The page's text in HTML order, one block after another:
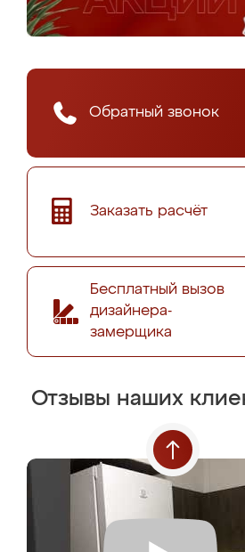
Обратный звонок
Заказать расчёт
Бесплатный вызов
дизайнера-
замерщика
Отзывы наших